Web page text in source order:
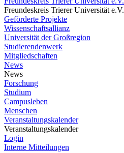
Freundeskreis Trierer Universität e.V.
Geförderte Projekte
Wissenschaftsallianz
Universität der Großregion
Studierendenwerk
Mitgliedschaften
News
News
Forschung
Studium
Campusleben
Menschen
Veranstaltungskalender
Veranstaltungskalender
Login
Interne Mitteilungen